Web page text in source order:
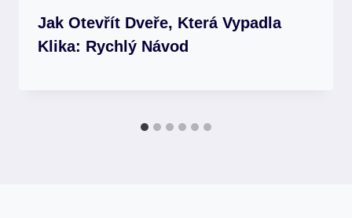
Jak Otevřít Dveře, Která Vypadla
Klika: Rychlý Návod